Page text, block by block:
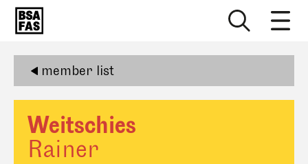
member list
Weitschies
Rainer